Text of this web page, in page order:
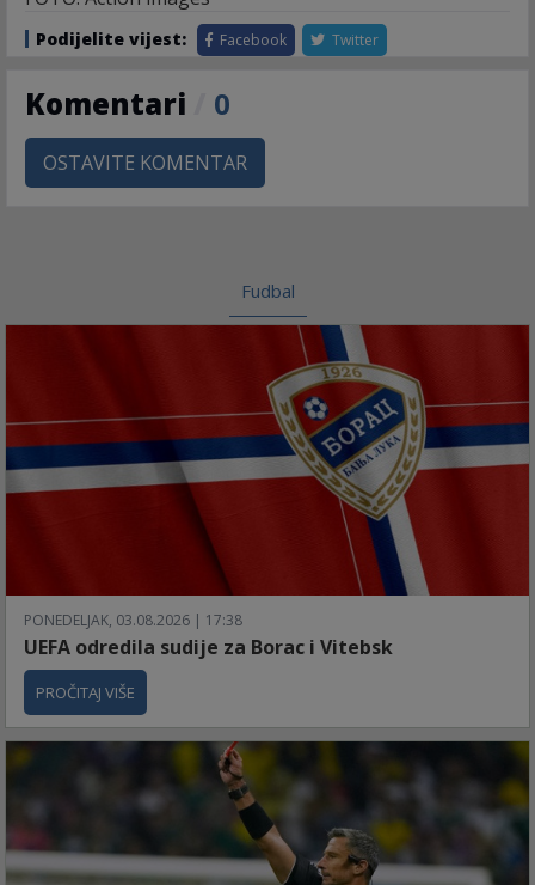
Podijelite vijest: Facebook Twitter
Komentari 0
OSTAVITE KOMENTAR
Fudbal
PONEDELJAK, 03.08.2026 | 17:38
UEFA odredila sudije za Borac i Vitebsk
PROČITAJ VIŠE